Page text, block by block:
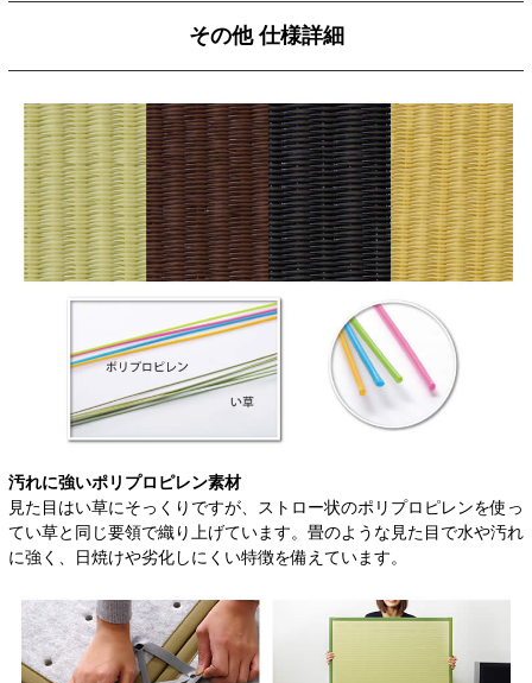
その他 仕様詳細
汚れに強いポリプロピレン素材
見た目はい草にそっくりですが、ストロー状のポリプロピレンを使っ
てい草と同じ要領で織り上げています。畳のような見た目で水や汚れ
に強く、日焼けや劣化しにくい特徴を備えています。